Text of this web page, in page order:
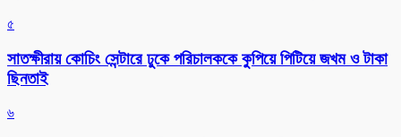
৫
সাতক্ষীরায় কোচিং সেন্টারে ঢুকে পরিচালককে কুপিয়ে পিটিয়ে জখম ও টাকা
ছিনতাই
৬